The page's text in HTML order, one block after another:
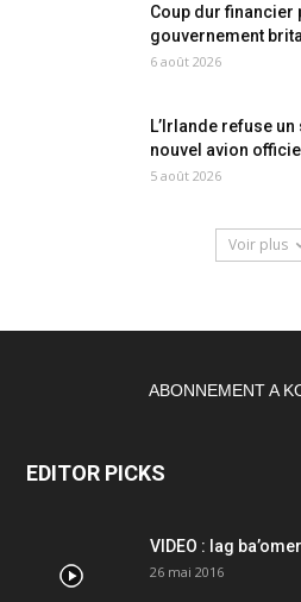
Coup dur financier
gouvernement
6 août 2026
L’Irlande refuse
nouvel avion
5 août 2026
Voir plus
ABONNEMENT A
EDITOR PICKS
VIDEO : lag
26 mai 2016